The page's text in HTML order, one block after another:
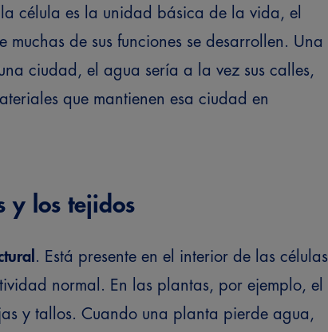
célula es la unidad básica de la vida, el
de sus funciones se desarrollen. Una
ciudad, el agua sería a la vez sus calles,
que mantienen esa ciudad en
y los tejidos
. Está presente en el interior de las células
normal. En las plantas, por ejemplo, el
y tallos. Cuando una planta pierde agua,